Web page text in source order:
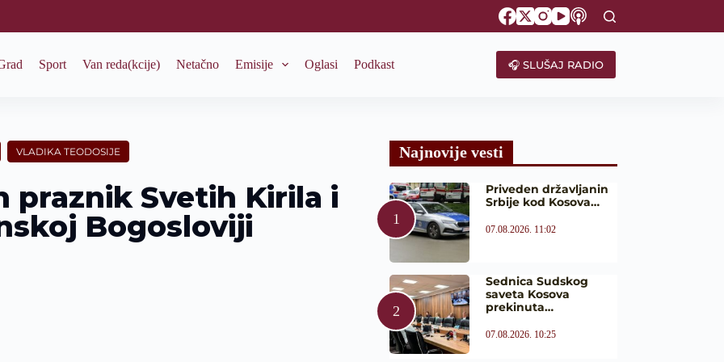
Sport Van reda(kcije) Netačno Emisije Oglasi Podkast 🎧 SLUŠAJ RADIO
VLADIKA TEODOSIJE
praznik Svetih Kirila i
Bogosloviji
Najnovije vesti
Priveden državljanin
Srbije kod Kosova…
07.08.2026. 11:02
Sednica Sudskog
saveta Kosova
prekinuta…
07.08.2026. 10:25